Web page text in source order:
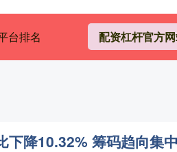
台排名 配资杠杆官方
下降10.32% 筹码趋向集中